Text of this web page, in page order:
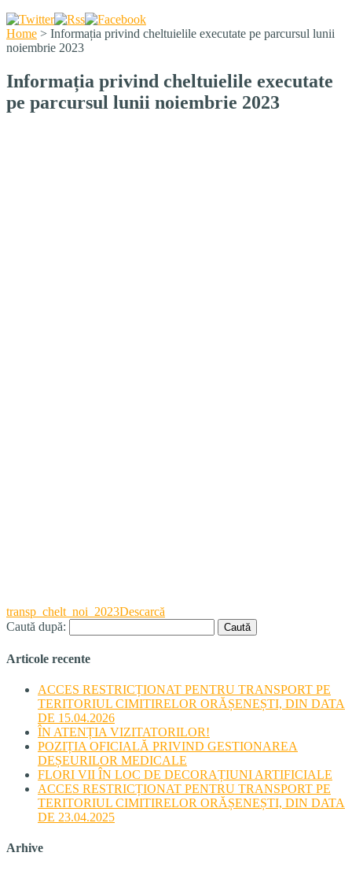
Home > Informația privind cheltuielile executate pe parcursul lunii
noiembrie 2023
Informația privind cheltuielile executate
pe parcursul lunii noiembrie 2023
transp_chelt_noi_2023Descarcă
Caută după:
Articole recente
ACCES RESTRICȚIONAT PENTRU TRANSPORT PE
TERITORIUL CIMITIRELOR ORĂȘENEȘTI, DIN DATA
DE 15.04.2026
ÎN ATENȚIA VIZITATORILOR!
POZIȚIA OFICIALĂ PRIVIND GESTIONAREA
DEȘEURILOR MEDICALE
FLORI VII ÎN LOC DE DECORAȚIUNI ARTIFICIALE
ACCES RESTRICȚIONAT PENTRU TRANSPORT PE
TERITORIUL CIMITIRELOR ORĂȘENEȘTI, DIN DATA
DE 23.04.2025
Arhive